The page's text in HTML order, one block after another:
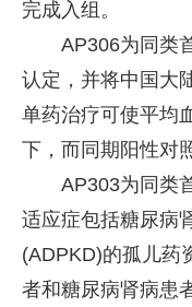
完成入组。
AP306为同类
认定，并将中国大
单药治疗可使平均
下，而同期阳性对
AP303为同类
适应症包括糖尿病
(ADPKD)的孤儿药
者和糖尿病肾病患